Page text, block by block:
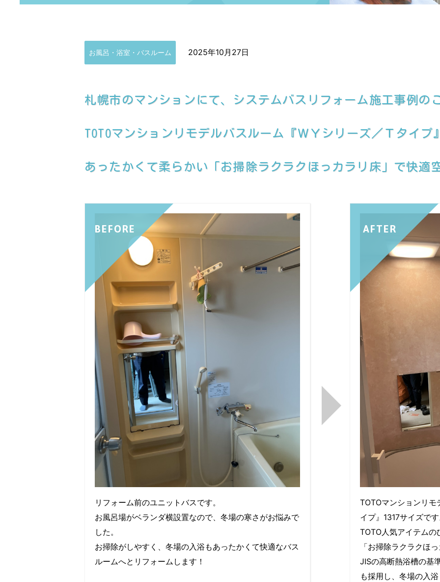
お風呂・浴室・バスルーム 2025年10月27日
札幌市のマンションにて、システムバスリフォーム施工事例の
TOTOマンションリモデルバスルーム『ＷＹシリーズ／Ｔタイプ
あったかくて柔らかい「お掃除ラクラクほっカラリ床」で快適
BEFORE
リフォーム前のユニットバスです。
お風呂場がベランダ横設置なので、冬場の寒さがお悩みで
した。
お掃除がしやすく、冬場の入浴もあったかくて快適なバス
ルームへとリフォームします！
AFTER
TOTOマンションリ
イプ』1317サイズで
TOTO人気アイテム
「お掃除ラクラクほ
JISの高断熱浴槽の基
も採用し、冬場の入